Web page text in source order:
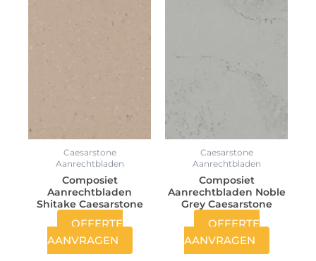
Caesarstone
Aanrechtbladen
Composiet
Aanrechtbladen
Shitake Caesarstone
OFFERTE
AANVRAGEN
Caesarstone
Aanrechtbladen
Composiet
Aanrechtbladen Noble
Grey Caesarstone
OFFERTE
AANVRAGEN